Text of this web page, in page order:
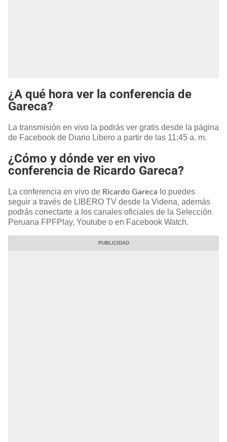
¿A qué hora ver la conferencia de
Gareca?
La transmisión en vivo la podrás ver gratis desde la página
de Facebook de Diario Libero a partir de las 11:45 a. m.
¿Cómo y dónde ver en vivo
conferencia de Ricardo Gareca?
La conferencia en vivo de Ricardo Gareca lo puedes
seguir a través de LIBERO TV desde la Videna, además
podrás conectarte a los canales oficiales de la Selección
Peruana FPFPlay, Youtube o en Facebook Watch.